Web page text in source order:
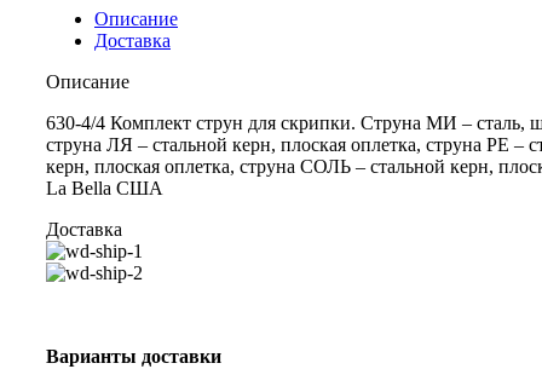
Описание
Доставка
Описание
630-4/4 Комплект струн для скрипки. Cтруна МИ – сталь,
струна ЛЯ – стальной керн, плоская оплетка, струна РЕ –
керн, плоская оплетка, струна СОЛЬ – стальной керн,
La Bella США
Доставка
Варианты доставки